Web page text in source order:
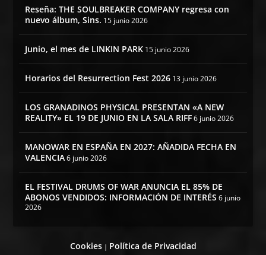
Reseña: THE SOULBREAKER COMPANY regresa con
nuevo álbum, Sins. 15 junio 2026
Junio, el mes de LINKIN PARK 15 junio 2026
Horarios del Resurrection Fest 2026 13 junio 2026
LOS GRANADINOS PHYSICAL PRESENTAN «A NEW
REALITY» EL 19 DE JUNIO EN LA SALA RIFF 6 junio 2026
MANOWAR EN ESPAÑA EN 2027: AÑADIDA FECHA EN
VALENCIA 6 junio 2026
EL FESTIVAL DRUMS OF WAR ANUNCIA EL 85% DE
ABONOS VENDIDOS: INFORMACIÓN DE INTERÉS 6 junio
2026
Cookies| Política de Privacidad